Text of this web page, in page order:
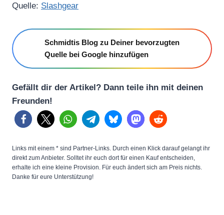
Quelle: Slashgear
Schmidtis Blog zu Deiner bevorzugten
Quelle bei Google hinzufügen
Gefällt dir der Artikel? Dann teile ihn mit deinen
Freunden!
Links mit einem * sind Partner-Links. Durch einen Klick darauf gelangt ihr
direkt zum Anbieter. Solltet ihr euch dort für einen Kauf entscheiden,
erhalte ich eine kleine Provision. Für euch ändert sich am Preis nichts.
Danke für eure Unterstützung!